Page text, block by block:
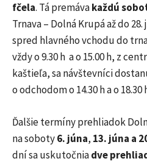
fčela. Tá premávakaždú
Trnava – Dolná Krupá až do
spred hlavného vchodu do
vždy o 9.30 h a o 15.00 h, z
kaštieľa, sa návštevníci
o odchodom o 14.30 h a o 18.30
Ďalšie termíny prehliadok
na soboty6. júna, 13. júna a
dní sa uskutočniadve